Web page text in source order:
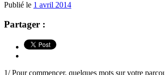
Publié le 1 avril 2014
Partager :
1/ Pour commencer, quelques mots sur votre